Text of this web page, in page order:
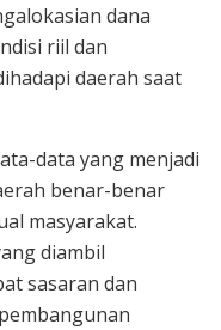
dana
riil dan
daerah saat
data yang menjadi
benar-benar
masyarakat.
diambil
sasaran dan